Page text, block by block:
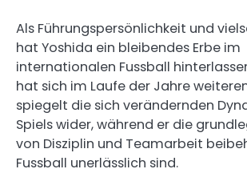
Als Führungspersönlichkeit und
hat Yoshida ein bleibendes Erbe im
internationalen Fussball
hat sich im Laufe der Jahre
spiegelt die sich verändernden
Spiels wider, während er die
von Disziplin und Teamarbeit
Fussball unerlässlich sind.